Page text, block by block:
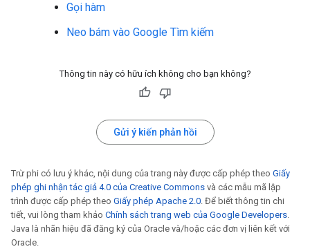
Gọi hàm
Neo bám vào Google Tìm kiếm
Thông tin này có hữu ích không cho bạn không?
Gửi ý kiến phản hồi
Trừ phi có lưu ý khác, nội dung của trang này được cấp phép theo Giấy
phép ghi nhận tác giả 4.0 của Creative Commons và các mẫu mã lập
trình được cấp phép theo Giấy phép Apache 2.0. Để biết thông tin chi
tiết, vui lòng tham khảo Chính sách trang web của Google Developers.
Java là nhãn hiệu đã đăng ký của Oracle và/hoặc các đơn vị liên kết với
Oracle.